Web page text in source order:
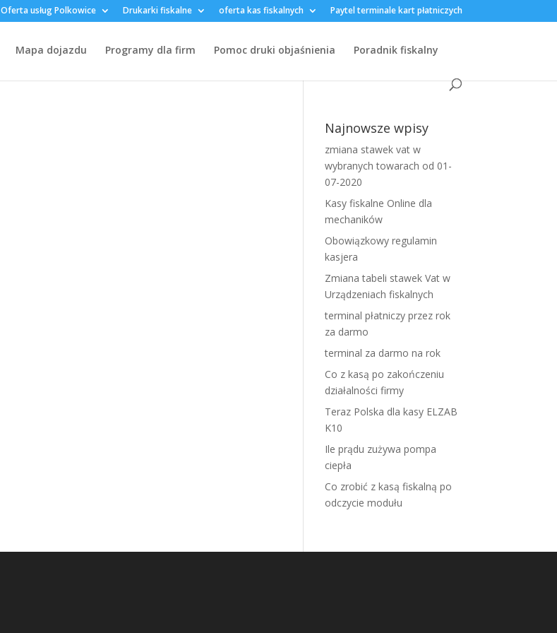
Oferta usług Polkowice Drukarki fiskalne oferta kas fiskalnych Paytel terminale kart płatniczych
Mapa dojazdu Programy dla firm Pomoc druki objaśnienia Poradnik fiskalny
Najnowsze wpisy
zmiana stawek vat w
wybranych towarach od 01-
07-2020
Kasy fiskalne Online dla
mechaników
Obowiązkowy regulamin
kasjera
Zmiana tabeli stawek Vat w
Urządzeniach fiskalnych
terminal płatniczy przez rok
za darmo
terminal za darmo na rok
Co z kasą po zakończeniu
działalności firmy
Teraz Polska dla kasy ELZAB
K10
Ile prądu zużywa pompa
ciepła
Co zrobić z kasą fiskalną po
odczycie modułu